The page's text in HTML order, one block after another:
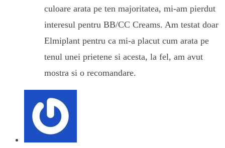
culoare arata pe ten majoritatea, mi-am pierdut
interesul pentru BB/CC Creams. Am testat doar
Elmiplant pentru ca mi-a placut cum arata pe
tenul unei prietene si acesta, la fel, am avut
mostra si o recomandare.